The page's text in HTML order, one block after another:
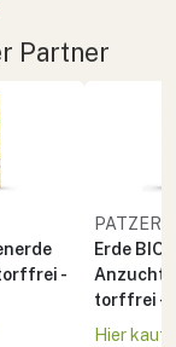
Partner
-
PATZER
Erde
Anzucht
torffrei -
Hier